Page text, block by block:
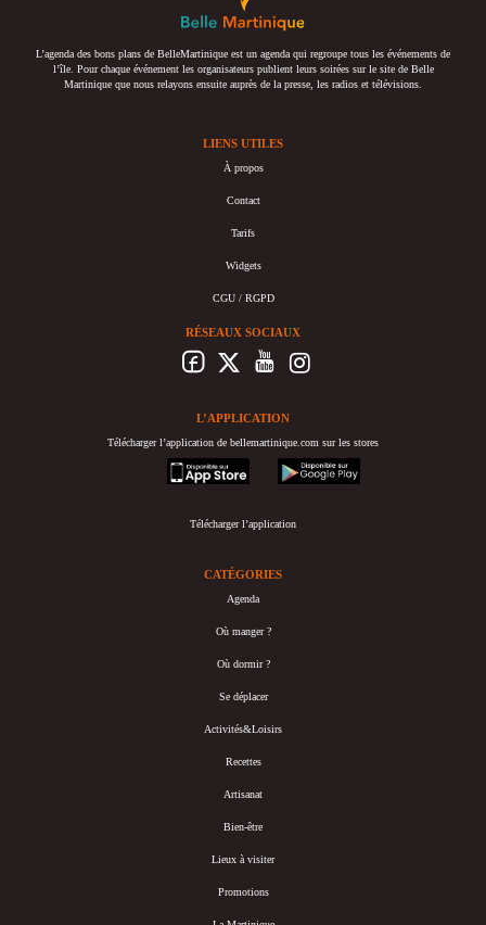
L’agenda des bons plans de BelleMartinique est un agenda qui regroupe tous les événements de
l’île. Pour chaque événement les organisateurs publient leurs soirées sur le site de Belle
Martinique que nous relayons ensuite auprès de la presse, les radios et télévisions.
LIENS UTILES
À propos
Contact
Tarifs
Widgets
CGU / RGPD
RÉSEAUX SOCIAUX
L’APPLICATION
Télécharger l’application de bellemartinique.com sur les stores
appstore
googleplay
Télécharger l’application
CATÉGORIES
Agenda
Où manger ?
Où dormir ?
Se déplacer
Activités&Loisirs
Recettes
Artisanat
Bien-être
Lieux à visiter
Promotions